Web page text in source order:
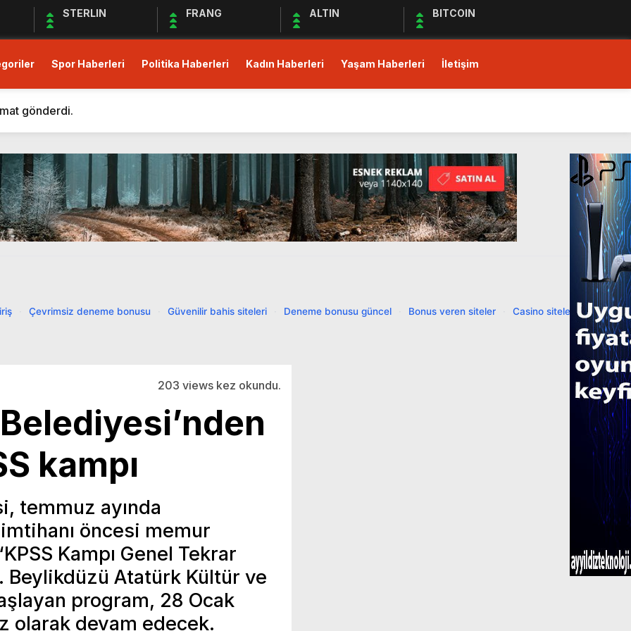
STERLIN FRANG ALTIN BITCOIN
Spor Haberleri Politika Haberleri Kadın Haberleri Yaşam Haberleri İletişim
Eden Bergüzar Korel, Dayanışmanın Önemine Vurgu Yaptı!
kısıtlı!
gönderdi.
Deprem Bölgesindeki Yardım Çalışmalarına Devam Ediyor
Devam Ediyor
Birliği Sağlanamadı, Piyasalar Tedirgin
Yağış, Trafiği Durma Noktasına Getirdi
Açık Mikrofon’a Konuk Olacak
Öncesi Erişimi Engelledi
kısıtlı!Çevrimsiz deneme bonusu Güvenilir bahis siteleri Deneme bonusu güncel Bonus veren siteler Casino siteleri
·
203 views kez okundu.
kampı
temmuz ayında
öncesi memur
Kampı Genel Tekrar
Beylikdüzü Atatürk Kültür ve
program, 28 Ocak
olarak devam edecek.